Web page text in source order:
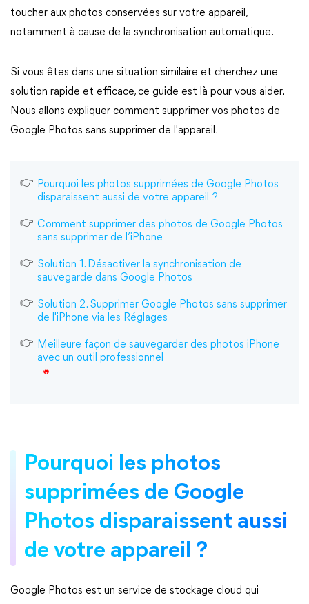
toucher aux photos conservées sur votre appareil,
notamment à cause de la synchronisation automatique.
Si vous êtes dans une situation similaire et cherchez une
solution rapide et efficace, ce guide est là pour vous aider.
Nous allons expliquer comment supprimer vos photos de
Google Photos sans supprimer de l'appareil.
Pourquoi les photos supprimées de Google Photos
disparaissent aussi de votre appareil ?
Comment supprimer des photos de Google Photos
sans supprimer de l’iPhone
Solution 1. Désactiver la synchronisation de
sauvegarde dans Google Photos
Solution 2. Supprimer Google Photos sans supprimer
de l'iPhone via les Réglages
Meilleure façon de sauvegarder des photos iPhone
avec un outil professionnel
Pourquoi les photos
supprimées de Google
Photos disparaissent aussi
de votre appareil ?
Google Photos est un service de stockage cloud qui